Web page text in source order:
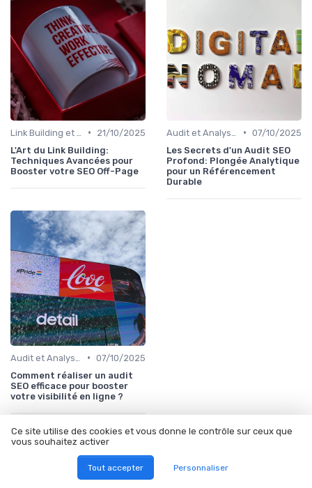
•
21/10/2025
L'Art du Link Building:
Techniques Avancées pour
Booster votre SEO Off-Page
• 07/10/2025
Les Secrets d'un Audit SEO
Profond: Plongée Analytique
pour un Référencement
Durable
• 07/10/2025
Comment réaliser un audit
SEO efficace pour booster
votre visibilité en ligne ?
Les articles par date
Ce site utilise des cookies et vous donne le contrôle sur ceux que
vous souhaitez activer
Tout accepter Personnaliser